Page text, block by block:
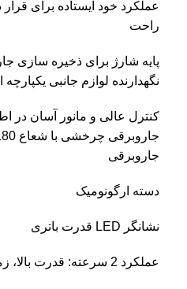
عملکرد خود ایستاده برای
راحت
پایه شارژ برای ذخیره سازی
نگهدارنده لوازم جانبی
کنترل عالی و مانور آسان در
جاروبرقی
دسته ارگونومیک
نشانگر LED قدرت باتری
عملکرد 2 سرعته: قدرت بالا، زمان جاروبرقی طولانی